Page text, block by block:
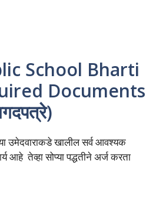
School Bharti
Documents
उमेदवाराकडे खालील सर्व आवश्यक
आहे तेव्हा सोप्या पद्धतीने अर्ज करता